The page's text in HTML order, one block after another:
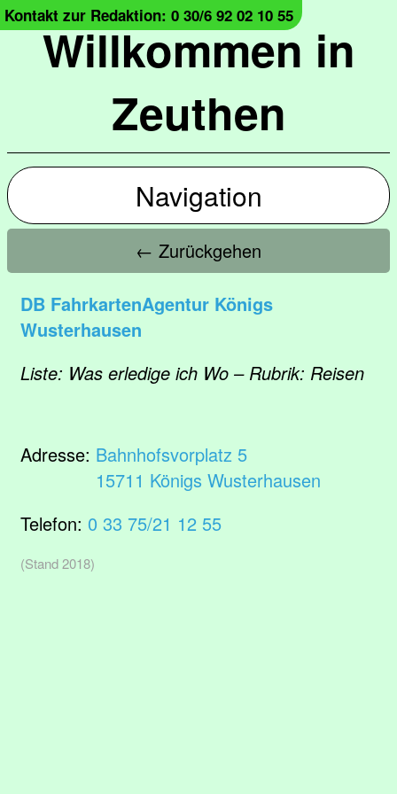
Willkommen in
Zeuthen
Kontakt zur Redaktion: 0 30/6 92 02 10 55
Navigation
← Zurückgehen
DB FahrkartenAgentur Königs
Wusterhausen
Liste: Was erledige ich Wo – Rubrik: Reisen
Adresse: Bahnhofsvorplatz 5
15711 Königs Wusterhausen
Telefon: 0 33 75/21 12 55
(Stand 2018)